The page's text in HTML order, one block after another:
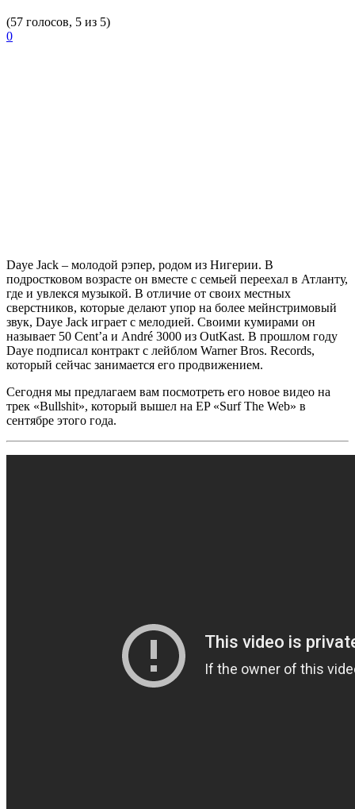
(57 голосов, 5 из 5)
0
Daye Jack – молодой рэпер, родом из Нигерии. В
подростковом возрасте он вместе с семьей переехал в Атланту,
где и увлекся музыкой. В отличие от своих местных
сверстников, которые делают упор на более мейнстримовый
звук, Daye Jack играет с мелодией. Своими кумирами он
называет 50 Cent’a и André 3000 из OutKast. В прошлом году
Daye подписал контракт с лейблом Warner Bros. Records,
который сейчас занимается его продвижением.
Сегодня мы предлагаем вам посмотреть его новое видео на
трек «Bullshit», который вышел на EP «Surf The Web» в
сентябре этого года.